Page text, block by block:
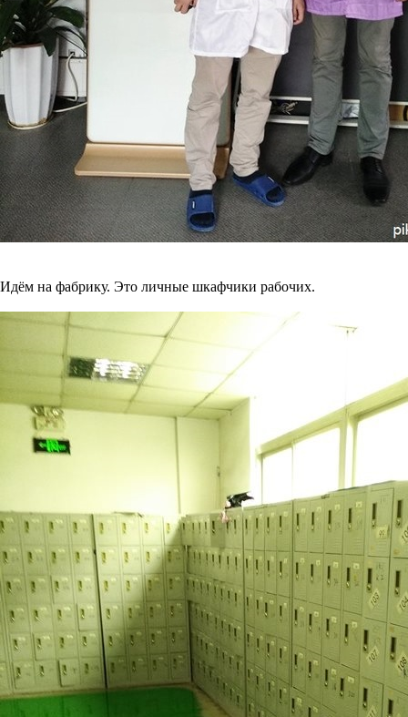
Идём на фабрику. Это личные шкафчики рабочих.